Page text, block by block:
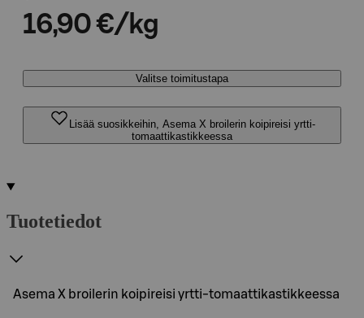
16,90 €/kg
Valitse toimitustapa
Lisää suosikkeihin, Asema X broilerin koipireisi yrtti-
tomaattikastikkeessa
Tuotetiedot
Asema X broilerin koipireisi yrtti-tomaattikastikkeessa